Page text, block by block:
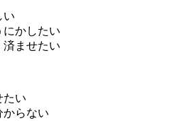
い
かしたい
ませたい
たい
からない